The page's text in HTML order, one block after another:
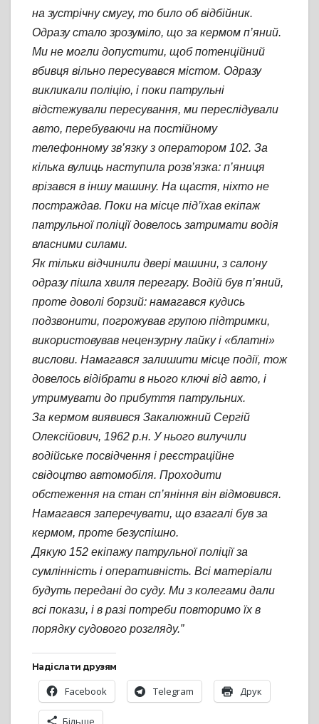
на зустрічну смугу, то било об відбійник.
Одразу стало зрозуміло, що за кермом п’яний.
Ми не могли допустити, щоб потенційний
вбивця вільно пересувався містом. Одразу
викликали поліцію, і поки патрульні
відстежували пересування, ми переслідували
авто, перебуваючи на постійному
телефонному зв’язку з оператором 102. За
кілька вулиць наступила розв’язка: п’яниця
врізався в іншу машину. На щастя, ніхто не
постраждав. Поки на місце під’їхав екіпаж
патрульної поліції довелось затримати водія
власними силами.
Як тільки відчинили двері машини, з салону
одразу пішла хвиля перегару. Водій був п’яний,
проте доволі борзий: намагався кудись
подзвонити, погрожував групою підтримки,
використовував нецензурну лайку і «блатні»
вислови. Намагався залишити місце події, тож
довелось відібрати в нього ключі від авто, і
утримувати до прибуття патрульних.
За кермом виявився Закалюжний Сергій
Олексійович, 1962 р.н. У нього вилучили
водійське посвідчення і реєстраційне
свідоцтво автомобіля. Проходити
обстеження на стан сп’яніння він відмовився.
Намагався заперечувати, що взагалі був за
кермом, проте безуспішно.
Дякую 152 екіпажу патрульної поліції за
сумлінність і оперативність. Всі матеріали
будуть передані до суду. Ми з колегами дали
всі покази, і в разі потреби повторимо їх в
порядку судового розгляду.”
Надіслати друзям
Facebook Telegram Друк
Більше